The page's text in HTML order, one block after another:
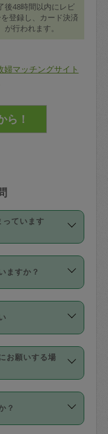
後48時間以内にレビ
を登録し、カード決済
が行われます。
マッチングサイト
っています
す。3時間を
長機能をご
用いただくに
です。な
引き等はござ
ますか？
スカジさん自
ます。
は最初は制限
ビューの平均
最高額が上
います。
ード（Visa／
EXPRESS／
ます。
プロフィー
かなくても大
お願いする場
定期（毎週｜
依頼は「ス
ご利用できま
？